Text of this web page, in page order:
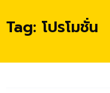
Tag: โปรโมชั่น